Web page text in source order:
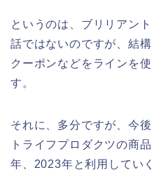
というのは、ブリリアン
話ではないのですが、結
クーポンなどをラインを
す。
それに、多分ですが、今
トライフプロダクツの商
年、2023年と利用してい